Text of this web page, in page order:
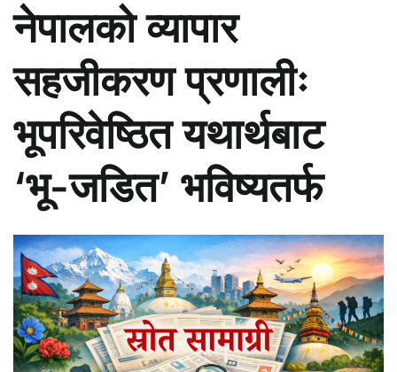
नेपालको व्यापार
सहजीकरण प्रणालीः
भूपरिवेष्ठित यथार्थबाट
‘भू-जडित’ भविष्यतर्फ